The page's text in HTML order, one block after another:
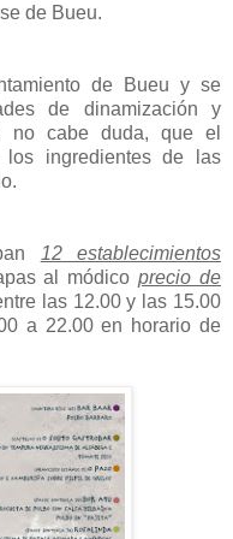
de Bueu.
de Bueu y se
de dinamización y
no cabe duda, que el
los ingredientes de las
12 establecimientos
al módicoprecio de
las 12.00 y las 15.00
a 22.00 en horario de